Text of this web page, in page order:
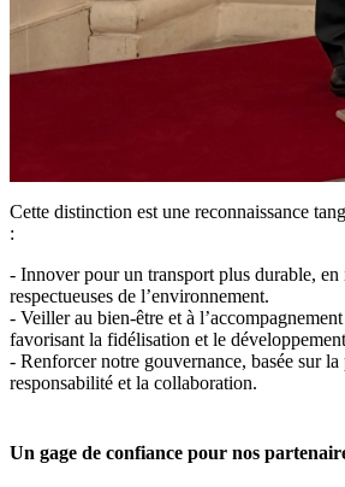
Cette distinction est une reconnaissance
:
- Innover pour un transport plus durable, en
respectueuses de l’environnement.
- Veiller au bien-être et à
favorisant la fidélisation et le
- Renforcer notre gouvernance, basée sur
responsabilité et la collaboration.
Un gage de confiance pour nos